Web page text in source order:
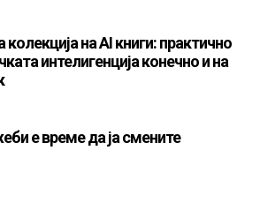
на AI книги: практично
интелигенција конечно и на
е време да ја смените